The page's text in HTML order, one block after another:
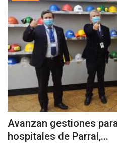
Avanzan gestiones
hospitales de Parral,...